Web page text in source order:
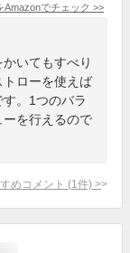
Amazonでチェック >>
いてもすべり
ローを使えば
す。1つのバラ
を行えるので
めコメント (1 件) >